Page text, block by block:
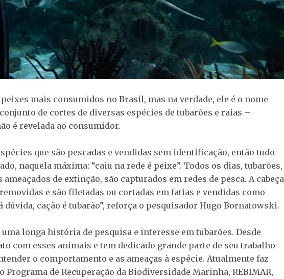
peixes mais consumidos no Brasil, mas na verdade, ele é o nome
de cortes de diversas espécies de tubarões e raias –
é revelada ao consumidor.
que são pescadas e vendidas sem identificação, então tudo
naquela máxima: “caiu na rede é peixe”. Todos os dias, tubarões,
de extinção, são capturados em redes de pesca. A cabeça
e são filetadas ou cortadas em fatias e vendidas como
dúvida, cação é tubarão”, reforça o pesquisador Hugo Bornatowski.
longa história de pesquisa e interesse em tubarões. Desde
com esses animais e tem dedicado grande parte de seu trabalho
o comportamento e as ameaças à espécie. Atualmente faz
Programa de Recuperação da Biodiversidade Marinha, REBIMAR,